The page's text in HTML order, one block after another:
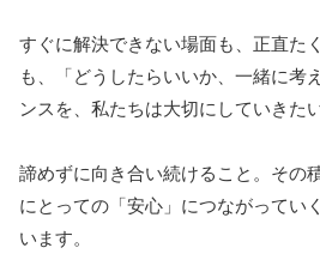
すぐに解決できない場面も、正直た
も、「どうしたらいいか、一緒に考
ンスを、私たちは大切にしていきた
諦めずに向き合い続けること。その
にとっての「安心」につながってい
います。